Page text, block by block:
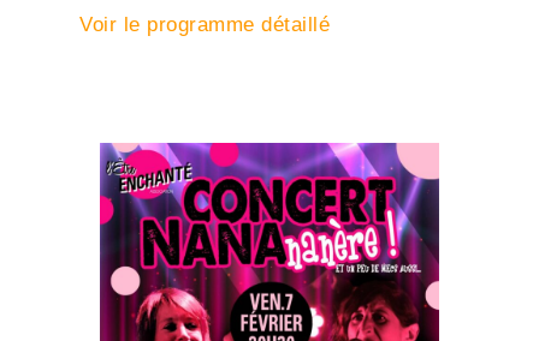
Voir le programme détaillé